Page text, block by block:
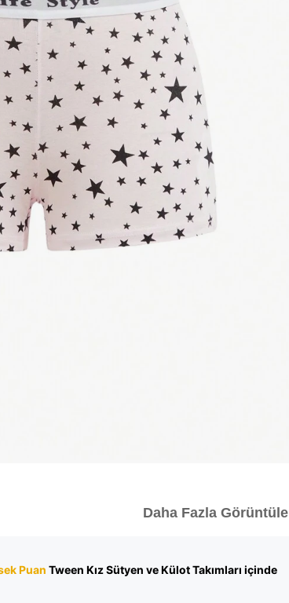
Daha Fazla Görüntüle
Puan Tween Kız Sütyen ve Külot Takımları içinde